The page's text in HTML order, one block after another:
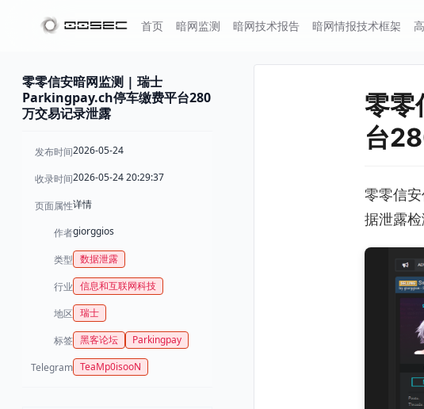
首页 暗网监测 暗网技术报告 暗网情报技术框架
零零信安暗网监测 | 瑞士
Parkingpay.ch停车缴费平台280
万交易记录泄露
发布时间2026-05-24
收录时间2026-05-24 20:29:37
页面属性详情
作者giorggios
类型 数据泄露
行业 信息和互联网科技
地区 瑞士
标签 黑客论坛 Parkingpay
Telegram TeaMp0isooN
零
台
零零信
据泄露检